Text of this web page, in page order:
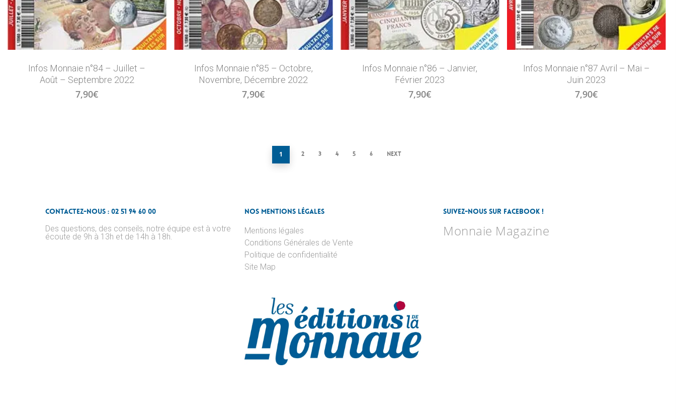
Infos Monnaie n°84 – Juillet –
Août – Septembre 2022
7,90€
Infos Monnaie n°85 – Octobre,
Novembre, Décembre 2022
7,90€
Infos Monnaie n°86 – Janvier,
Février 2023
7,90€
Infos Monnaie n°87 Avril – Mai –
Juin 2023
7,90€
1 2 3 4 5 6 Next
Contactez-nous : 02 51 94 60 00
Des questions, des conseils, notre équipe est à votre
écoute de 9h à 13h et de 14h à 18h.
Nos Mentions Légales
Mentions légales
Conditions Générales de Vente
Politique de confidentialité
Site Map
Suivez-nous sur Facebook !
Monnaie Magazine